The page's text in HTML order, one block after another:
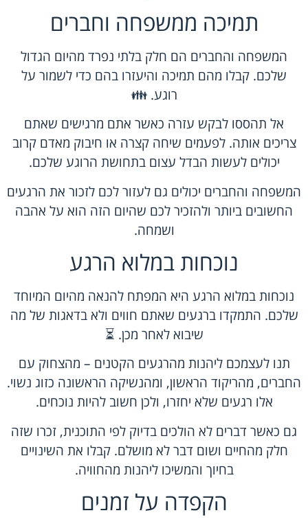
תמיכה ממשפחה וחברים
המשפחה והחברים הם חלק בלתי נפרד מהיום הגדול
שלכם. קבלו מהם תמיכה והיעזרו בהם כדי לשמור על
רוגע. 👪
אל תהססו לבקש עזרה כאשר אתם מרגישים שאתם
צריכים אותה. לפעמים שיחה קצרה או חיבוק מאדם קרוב
יכולים לעשות הבדל עצום בתחושת הרוגע שלכם.
המשפחה והחברים יכולים גם לעזור לכם לזכור את הרגעים
החשובים ביותר ולהזכיר לכם שהיום הזה הוא על אהבה
ושמחה.
נוכחות במלוא הרגע
נוכחות במלוא הרגע היא המפתח להנאה מהיום המיוחד
שלכם. התמקדו ברגעים שאתם חווים ולא בדאגות של מה
שיבוא לאחר מכן. ⏳
תנו לעצמכם ליהנות מהרגעים הקטנים – מהצחוק עם
החברים, מהריקוד הראשון, ומהנשיקה הראשונה כזוג נשוי.
אלו רגעים שלא יחזרו, ולכן חשוב להיות נוכחים.
גם כאשר דברים לא הולכים בדיוק לפי התוכנית, זכרו שזה
חלק מהחיים ושום דבר לא מושלם. קבלו את השינויים
בחיוך והמשיכו ליהנות מהחוויה.
הקפדה על זמנים